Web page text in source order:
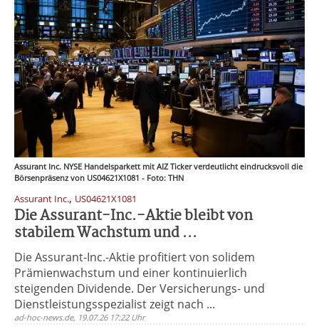
Assurant Inc. NYSE Handelsparkett mit AIZ Ticker verdeutlicht eindrucksvoll die
Börsenpräsenz von US04621X1081 - Foto: THN
Assurant Inc., US04621X1081
Die Assurant-Inc.-Aktie bleibt von
stabilem Wachstum und ...
Die Assurant-Inc.-Aktie profitiert von solidem
Prämienwachstum und einer kontinuierlich
steigenden Dividende. Der Versicherungs- und
Dienstleistungsspezialist zeigt nach ...
ad-hoc-news.de, 19.07.26 17:22 Uhr